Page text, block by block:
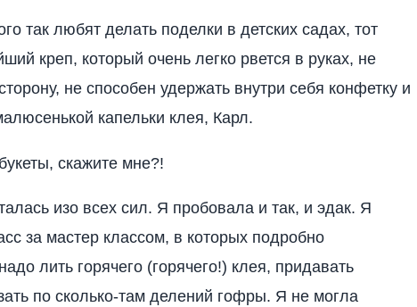
так любят делать поделки в детских садах, тот
креп, который очень легко рвется в руках, не
не способен удержать внутри себя конфетку и
капельки клея, Карл.
скажите мне?!
изо всех сил. Я пробовала и так, и эдак. Я
за мастер классом, в которых подробно
лить горячего (горячего!) клея, придавать
по сколько-там делений гофры. Я не могла